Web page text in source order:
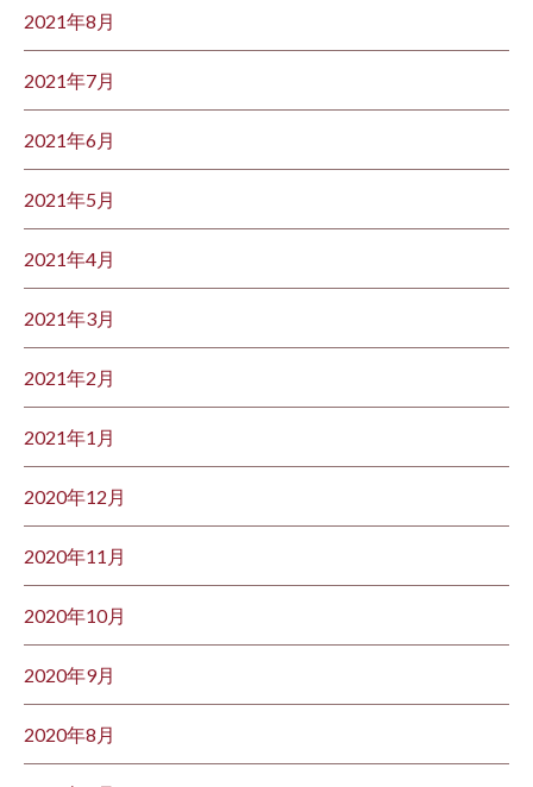
2021年8月
2021年7月
2021年6月
2021年5月
2021年4月
2021年3月
2021年2月
2021年1月
2020年12月
2020年11月
2020年10月
2020年9月
2020年8月